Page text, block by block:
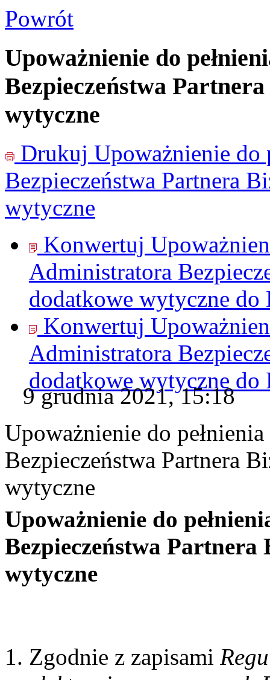
Powrót
Upoważnienie do
Bezpieczeństwa
wytyczne
Drukuj Upoważnienie do
Bezpieczeństwa Partnera
wytyczne
Konwertuj
Administratora
dodatkowe wytyczne do
Konwertuj
Administratora
dodatkowe wytyczne do
9 grudnia 2021, 15:18
Upoważnienie do
Bezpieczeństwa Partnera
wytyczne
Upoważnienie do
Bezpieczeństwa Partnera
wytyczne
Zgodnie z zapisami